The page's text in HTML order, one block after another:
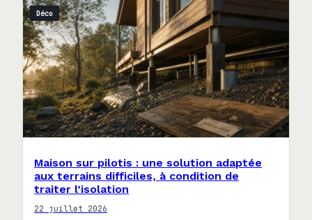
Déco
Maison sur pilotis : une solution adaptée
aux terrains difficiles, à condition de
traiter l’isolation
22 juillet 2026